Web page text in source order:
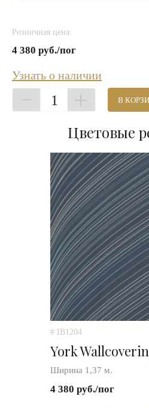
Розничная цена:
4 380 руб./пог
Узнать о наличии
1 В
Цветовые
# IB1204
York
Ширина 1,37 м.
4 380 руб./пог